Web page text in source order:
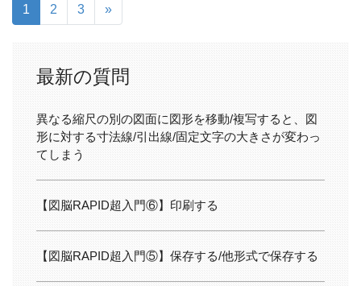
1 2 3 »
最新の質問
異なる縮尺の別の図面に図形を移動/複写すると、図
形に対する寸法線/引出線/固定文字の大きさが変わっ
てしまう
【図脳RAPID超入門⑥】印刷する
【図脳RAPID超入門⑤】保存する/他形式で保存する